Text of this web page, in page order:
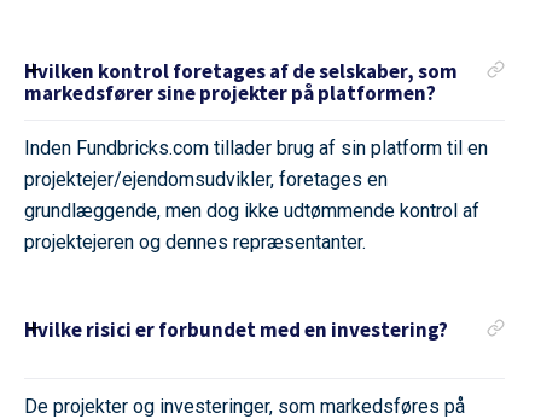
Hvilken kontrol foretages af de selskaber, som
markedsfører sine projekter på platformen?
Inden Fundbricks.com tillader brug af sin platform til en
projektejer/ejendomsudvikler, foretages en
grundlæggende, men dog ikke udtømmende kontrol af
projektejeren og dennes repræsentanter.
Hvilke risici er forbundet med en investering?
De projekter og investeringer, som markedsføres på